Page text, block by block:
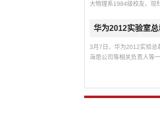
大物理系1984级校友、现
华为2012实验室
3月7日，华为2012实验总
海思公司等相关负责人等